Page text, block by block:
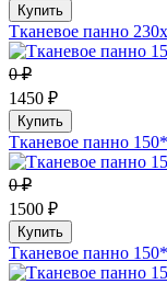
Купить
Тканевое панно
0 ₽
1450 ₽
Купить
Тканевое панно
0 ₽
1500 ₽
Купить
Тканевое панно